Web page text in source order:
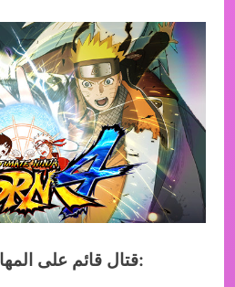
قتال قائم على المهارة وعمق استراتيجي: